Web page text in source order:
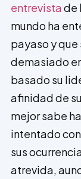
entrevistade
mundo ha
payaso y que
demasiado
basado su
afinidad de
mejor sabe
intentado
sus
atrevida,